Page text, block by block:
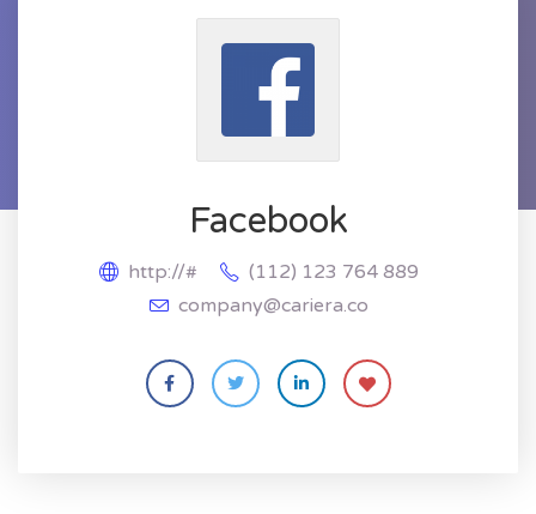
Facebook
http://#
(112) 123 764 889
company@cariera.co